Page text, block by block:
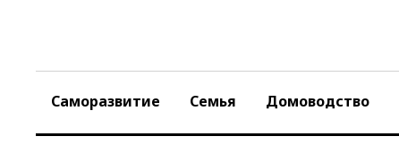
Саморазвитие Семья Домоводство